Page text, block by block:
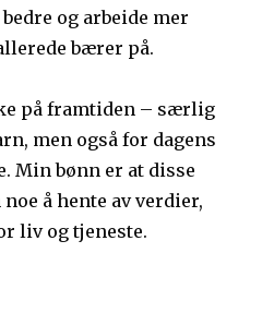
og arbeide mer
bærer på.
på framtiden – særlig
men også for dagens
Min bønn er at disse
å hente av verdier,
liv og tjeneste.